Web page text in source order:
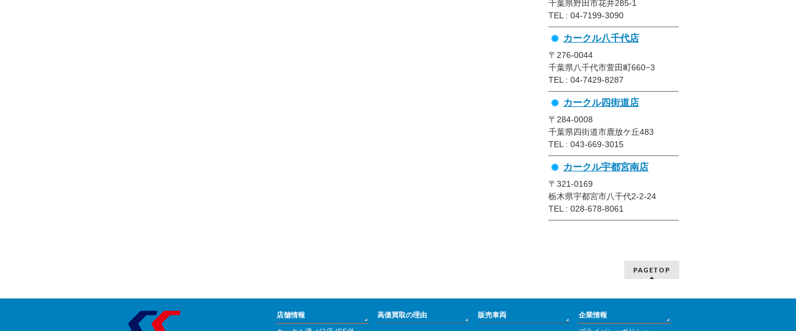
千葉県野田市花井285-1
TEL : 04-7199-3090
カークル八千代店
〒276-0044
千葉県八千代市萱田町660−3
TEL : 04-7429-8287
カークル四街道店
〒284-0008
千葉県四街道市鹿放ケ丘483
TEL : 043-669-3015
カークル宇都宮南店
〒321-0169
栃木県宇都宮市八千代2-2-24
TEL : 028-678-8061
PAGETOP
店舗情報
高価買取の理由 販売車両
企業情報